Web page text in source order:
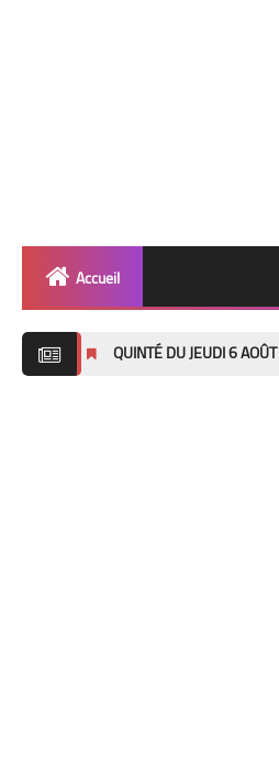
Accueil
QUINTÉ DU JEUDI 6 AOÛT 2026